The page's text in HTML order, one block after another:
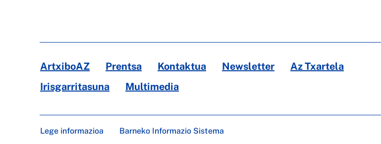
ArtxiboAZ Prentsa Kontaktua Newsletter
Az Txartela
Irisgarritasuna
Multimedia
Lege informazioa Barneko Informazio Sistema